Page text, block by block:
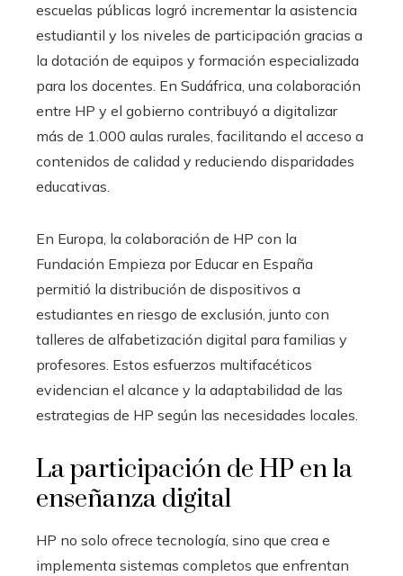
escuelas públicas logró incrementar la asistencia
estudiantil y los niveles de participación gracias a
la dotación de equipos y formación especializada
para los docentes. En Sudáfrica, una colaboración
entre HP y el gobierno contribuyó a digitalizar
más de 1.000 aulas rurales, facilitando el acceso a
contenidos de calidad y reduciendo disparidades
educativas.
En Europa, la colaboración de HP con la
Fundación Empieza por Educar en España
permitió la distribución de dispositivos a
estudiantes en riesgo de exclusión, junto con
talleres de alfabetización digital para familias y
profesores. Estos esfuerzos multifacéticos
evidencian el alcance y la adaptabilidad de las
estrategias de HP según las necesidades locales.
La participación de HP en la
enseñanza digital
HP no solo ofrece tecnología, sino que crea e
implementa sistemas completos que enfrentan